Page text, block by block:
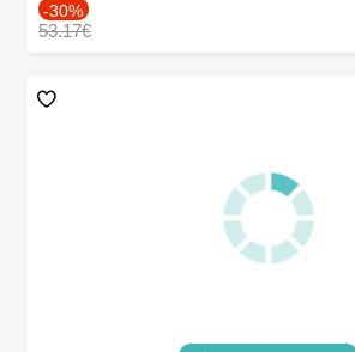
-30%
53.17€